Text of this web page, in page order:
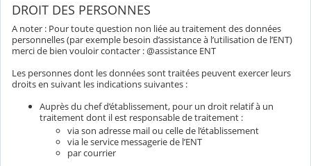
DROIT DES PERSONNES
A noter : Pour toute question non liée au traitement des données
personnelles (par exemple besoin d’assistance à l’utilisation de l’ENT)
merci de bien vouloir contacter : @assistance ENT
Les personnes dont les données sont traitées peuvent exercer leurs
droits en suivant les indications suivantes :
Auprès du chef d’établissement, pour un droit relatif à un
traitement dont il est responsable de traitement :
via son adresse mail ou celle de l’établissement
via le service messagerie de l’ENT
par courrier